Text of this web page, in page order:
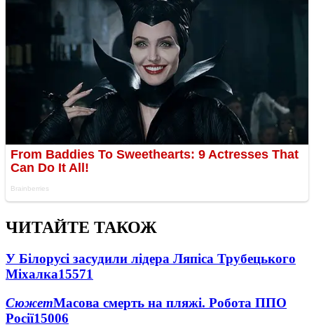
ЧИТАЙТЕ ТАКОЖ
У Білорусі засудили лідера Ляпіса Трубецького
Міхалка15571
СюжетМасова смерть на пляжі. Робота ППО
Росії15006